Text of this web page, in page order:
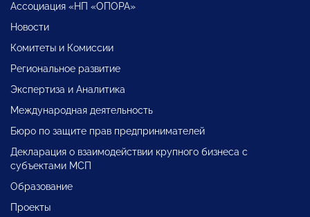
Ассоциация «НП «ОПОРА»
Новости
Комитеты и Комиссии
Региональное развитие
Экспертиза и Аналитика
Международная деятельность
Бюро по защите прав предпринимателей
Декларация о взаимодействии крупного бизнеса с
субъектами МСП
Образование
Проекты